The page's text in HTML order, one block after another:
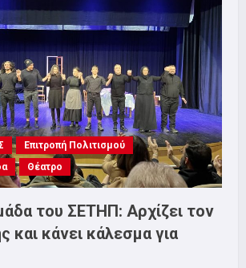
Επιτροπή Πολιτισμού
Θέατρο
του ΣΕΤΗΠ: Αρχίζει τον
και κάνει κάλεσμα για